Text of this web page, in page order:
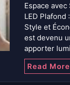
Espace
LED Plafond
Style et
est devenu
apporter
Read More